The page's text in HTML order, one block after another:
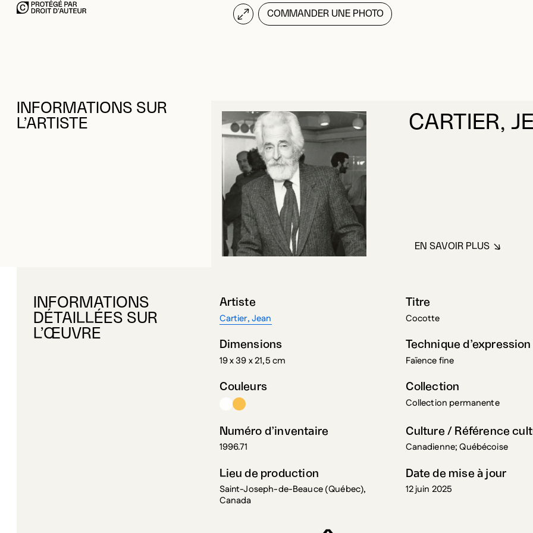
COMMANDER UNE PHOTO
INFORMATIONS SUR
L’ARTISTE
CARTIER,
EN SAVOIR PLUS
À PROPOS DE
INFORMATIONS
DÉTAILLÉES SUR
L’ŒUVRE
Artiste
Cartier, Jean
Titre
Cocotte
Dimensions
19 x 39 x 21,5 cm
Technique d’expression
Faïence fine
Couleurs Collection
Collection permanente
Numéro d’inventaire
1996.71
Culture / Référence
Canadienne; Québécoise
Lieu de production
Saint-Joseph-de-Beauce (Québec),
Canada
Date de mise à jour
12 juin 2025